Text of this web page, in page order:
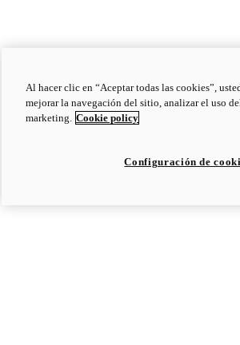
Al hacer clic en “Aceptar todas las cookies”,
mejorar la navegación del sitio, analizar el uso
marketing. Cookie policy
Configuración de